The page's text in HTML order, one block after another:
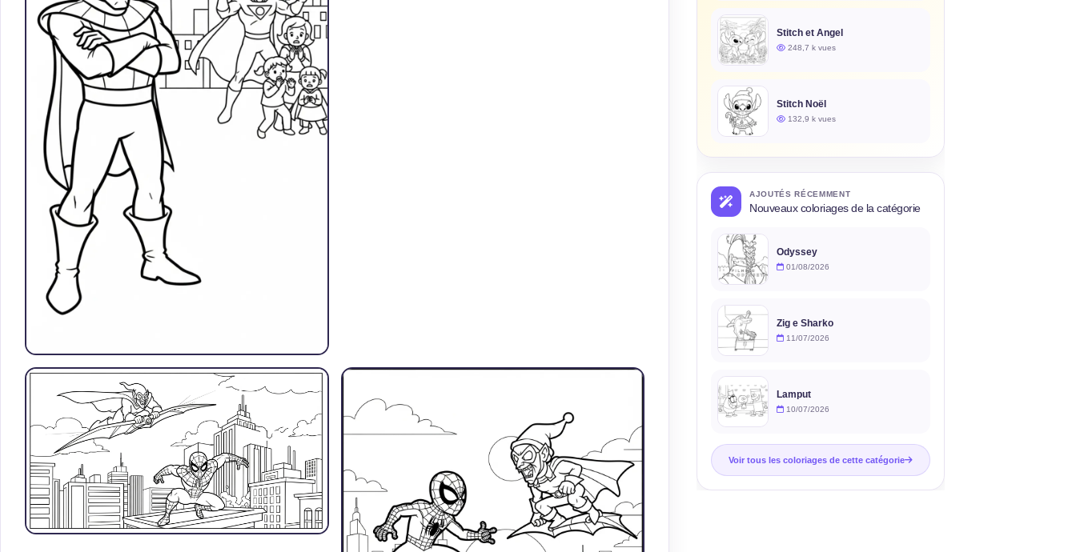
Stitch et Angel
248,7 k vues
Stitch Noël
132,9 k vues
AJOUTÉS RÉCEMMENT
Nouveaux coloriages de la catégorie
Odyssey
01/08/2026
Zig e Sharko
11/07/2026
Lamput
10/07/2026
Voir tous les coloriages de cette catégorie